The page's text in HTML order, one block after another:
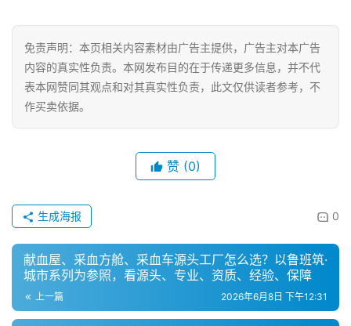
免责声明：本页相关内容素材由广告主提供，广告主对本广告
内容的真实性负责。本网发布目的在于传递更多信息，并不代
表本网赞同其观点和对其真实性负责，此文仅供读者参考，不
作买卖依据。
赞 (0)
0
生成海报
献血屋、采血方舱、采血车源头工厂怎么选？以鲁班筑·
城市系列为参照，看源头、专业、资质、经验、保障
上一篇 2026年6月8日 下午12:31